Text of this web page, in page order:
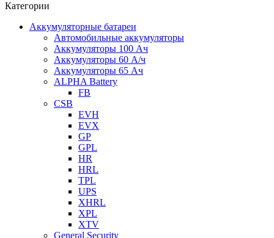
Категории
Аккумуляторные батареи
Автомобильные аккумуляторы
Аккумуляторы 100 Ач
Аккумуляторы 60 А/ч
Аккумуляторы 65 Ач
ALPHA Battery
FB
CSB
EVH
EVX
GP
GPL
HR
HRL
TPL
UPS
XHRL
XPL
XTV
General Security